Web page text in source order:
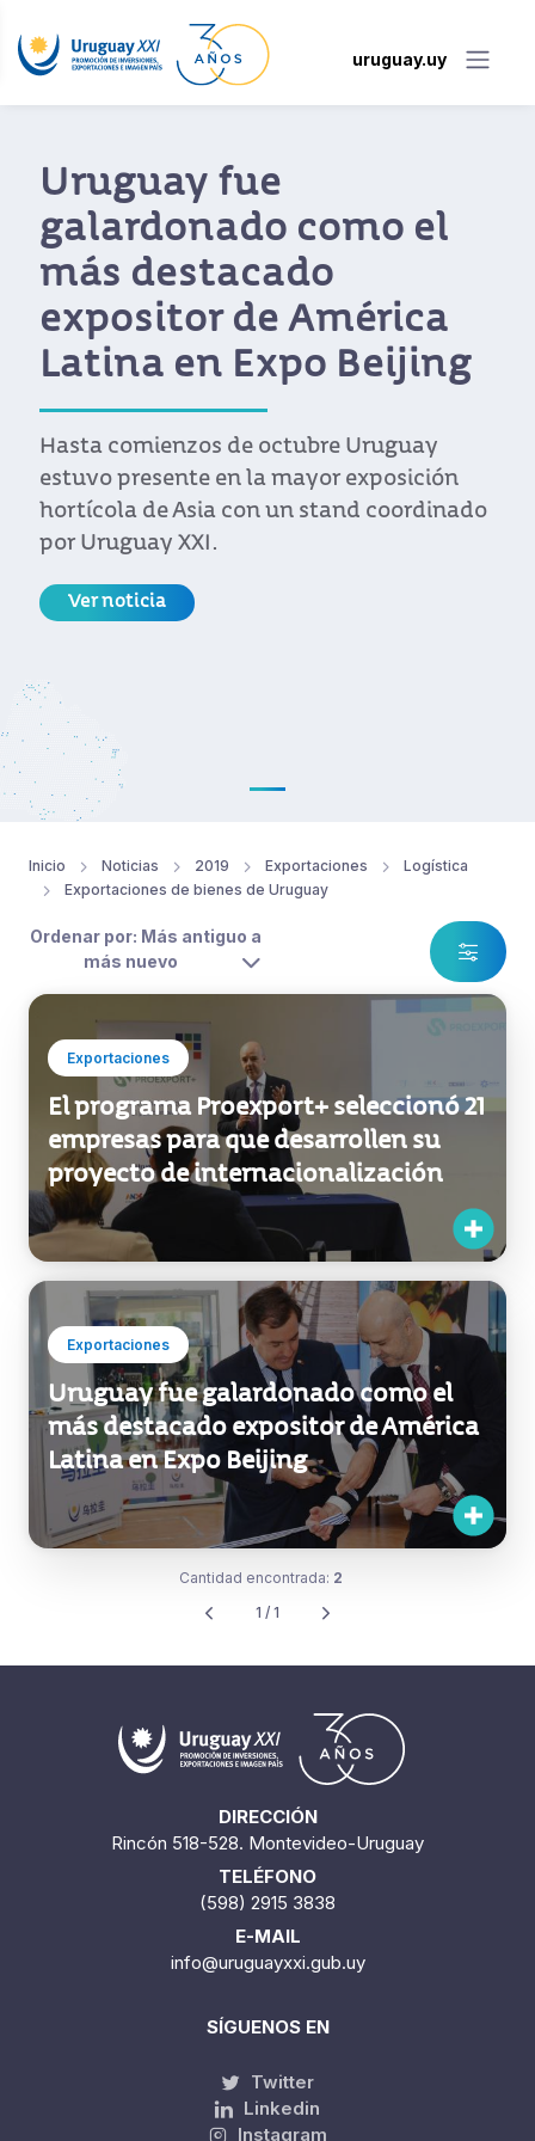
uruguay.uy
Uruguay fue
galardonado como el
más destacado
expositor de América
Latina en Expo Beijing
Hasta comienzos de octubre Uruguay
estuvo presente en la mayor exposición
hortícola de Asia con un stand coordinado
por Uruguay XXI.
Ver noticia
Inicio Noticias 2019 Exportaciones
Logística
Exportaciones de bienes de Uruguay
Ordenar por: Más antiguo a
más nuevo
Exportaciones
El programa Proexport+ seleccionó 21
empresas para que desarrollen su
proyecto de internacionalización
Exportaciones
Uruguay fue galardonado como el
más destacado expositor de América
Latina en Expo Beijing
Cantidad encontrada: 2
1 / 1
DIRECCIÓN
Rincón 518-528. Montevideo-Uruguay
TELÉFONO
(598) 2915 3838
E-MAIL
info@uruguayxxi.gub.uy
SÍGUENOS EN
Twitter
Linkedin
Instagram